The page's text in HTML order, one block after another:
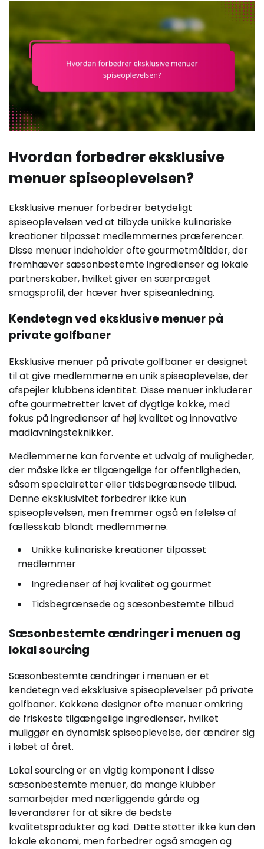
Hvordan forbedrer eksklusive
menuer spiseoplevelsen?
Eksklusive menuer forbedrer betydeligt
spiseoplevelsen ved at tilbyde unikke kulinariske
kreationer tilpasset medlemmernes præferencer.
Disse menuer indeholder ofte gourmetmåltider, der
fremhæver sæsonbestemte ingredienser og lokale
partnerskaber, hvilket giver en særpræget
smagsprofil, der hæver hver spiseanledning.
Kendetegn ved eksklusive menuer på
private golfbaner
Eksklusive menuer på private golfbaner er designet
til at give medlemmerne en unik spiseoplevelse, der
afspejler klubbens identitet. Disse menuer inkluderer
ofte gourmetretter lavet af dygtige kokke, med
fokus på ingredienser af høj kvalitet og innovative
madlavningsteknikker.
Medlemmerne kan forvente et udvalg af muligheder,
der måske ikke er tilgængelige for offentligheden,
såsom specialretter eller tidsbegrænsede tilbud.
Denne eksklusivitet forbedrer ikke kun
spiseoplevelsen, men fremmer også en følelse af
fællesskab blandt medlemmerne.
Unikke kulinariske kreationer tilpasset
medlemmer
Ingredienser af høj kvalitet og gourmet
Tidsbegrænsede og sæsonbestemte tilbud
Sæsonbestemte ændringer i menuen og
lokal sourcing
Sæsonbestemte ændringer i menuen er et
kendetegn ved eksklusive spiseoplevelser på private
golfbaner. Kokkene designer ofte menuer omkring
de friskeste tilgængelige ingredienser, hvilket
muliggør en dynamisk spiseoplevelse, der ændrer sig
i løbet af året.
Lokal sourcing er en vigtig komponent i disse
sæsonbestemte menuer, da mange klubber
samarbejder med nærliggende gårde og
leverandører for at sikre de bedste
kvalitetsprodukter og kød. Dette støtter ikke kun den
lokale økonomi, men forbedrer også smagen og